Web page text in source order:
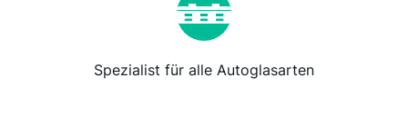
Spezialist für alle Autoglasarten